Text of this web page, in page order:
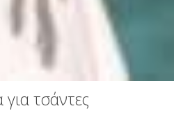
τσάντες